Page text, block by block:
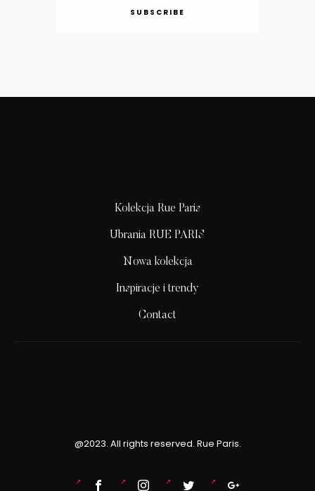
SUBSCRIBE
Kolekcja Rue Paris
Ubrania RUE PARIS
Nowa kolekcja
Inspiracje i trendy
Contact
@2023. All rights reserved. Rue Paris.